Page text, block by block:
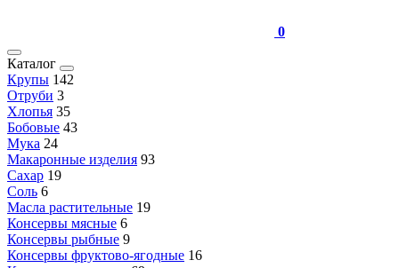
0
Каталог
Крупы 142
Отруби 3
Хлопья 35
Бобовые 43
Мука 24
Макаронные изделия 93
Сахар 19
Соль 6
Масла растительные 19
Консервы мясные 6
Консервы рыбные 9
Консервы фруктово-ягодные 16